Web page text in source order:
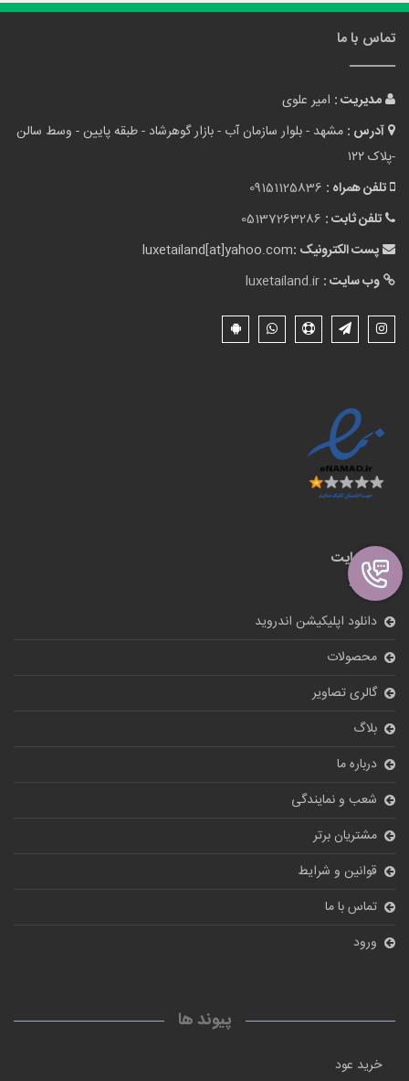
تماس با ما
مدیریت : امیر علوی
آدرس : مشهد - بلوار سازمان آب - بازار گوهرشاد - طبقه پایین - وسط سالن
-پلاک ۱۲۲
تلفن همراه : 09151125836
تلفن ثابت : 05137263286
پست الکترونیک :luxetailand[at]yahoo.com
وب سایت : luxetailand.ir
نقشه سایت
دانلود اپلیکیشن اندروید
محصولات
گالری تصاویر
بلاگ
درباره ما
شعب و نمایندگی
مشتریان برتر
قوانین و شرایط
تماس با ما
ورود
پیوند ها
خرید عود